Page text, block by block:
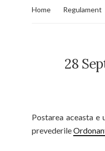
Home Regulament
28
Postarea aceasta e
prevederile